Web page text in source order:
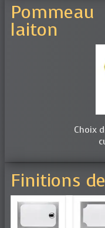
Pommeau
laiton
Choix
Finitions